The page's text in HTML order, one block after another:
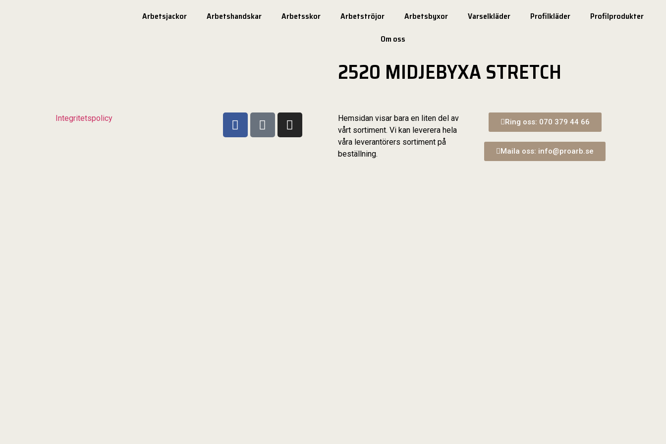
Arbetsjackor Arbetshandskar Arbetsskor Arbetströjor Arbetsbyxor Varselkläder Profilkläder
Profilprodukter
Om oss
2520 MIDJEBYXA STRETCH
Integritetspolicy
Hemsidan visar bara en liten del av
vårt sortiment. Vi kan leverera hela
våra leverantörers sortiment på
beställning.
Ring oss: 070 379 44 66
Maila oss: info@proarb.se